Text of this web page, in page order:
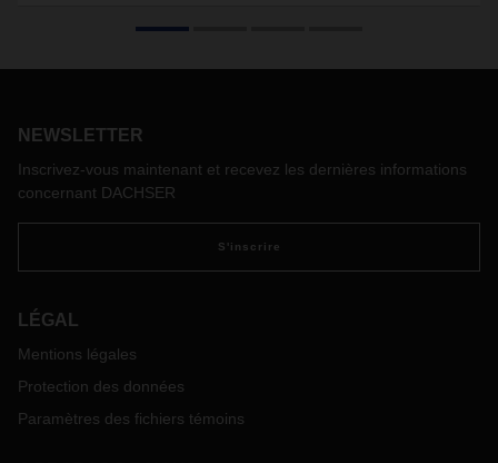
l'année écoulée au Benelux.
NEWSLETTER
Inscrivez-vous maintenant et recevez les dernières informations
concernant DACHSER
S'inscrire
LÉGAL
Mentions légales
Protection des données
Paramètres des fichiers témoins